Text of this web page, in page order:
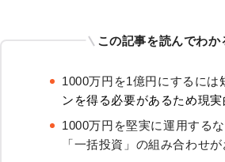
この記事を読んでわか
1000万円を1億円にするには
ンを得る必要があるため現
1000万円を堅実に運用する
「一括投資」の組み合わせ